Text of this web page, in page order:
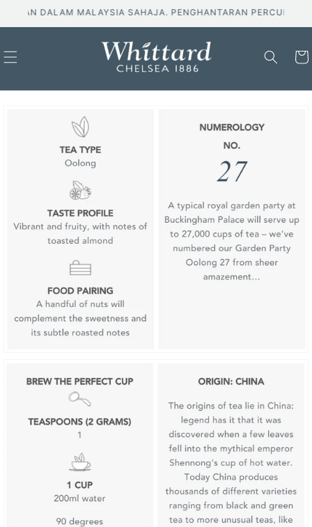
kandungan
DALAM MALAYSIA SAHAJA. PENGHANTARAN PERCUMA
Troli